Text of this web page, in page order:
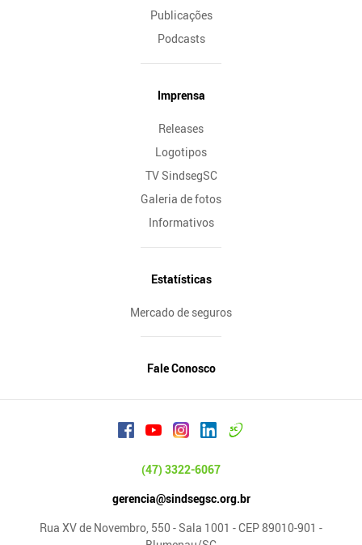
Publicações
Podcasts
Imprensa
Releases
Logotipos
TV SindsegSC
Galeria de fotos
Informativos
Estatísticas
Mercado de seguros
Fale Conosco
(47) 3322-6067
gerencia@sindsegsc.org.br
Rua XV de Novembro, 550 - Sala 1001 - CEP 89010-901 -